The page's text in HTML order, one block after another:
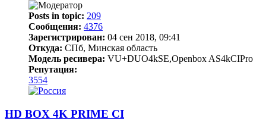
Posts in topic: 209
Сообщения: 4376
Зарегистрирован: 04 сен 2018, 09:41
Откуда: СПб, Минская область
Модель ресивера: VU+DUO4kSE,Openbox AS4kCIPro
Репутация:
3554
HD BOX 4K PRIME CI